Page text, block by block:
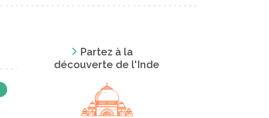
Partez à la
découverte de l'Inde